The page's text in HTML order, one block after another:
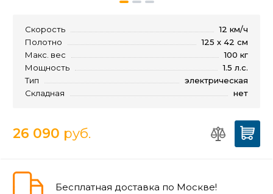
Скорость
12 км/ч
Полотно
125 х 42 см
Макс. вес
100 кг
Мощность
1.5 л.с.
Тип
электрическая
Складная
нет
26 090 руб.
Бесплатная доставка по Москве!